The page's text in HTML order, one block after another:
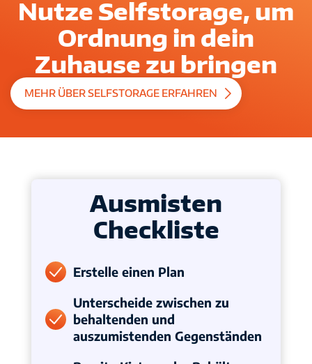
Nutze Selfstorage, um
Ordnung in dein
Zuhause zu bringen
MEHR ÜBER SELFSTORAGE ERFAHREN
Ausmisten
Checkliste
Erstelle einen Plan
Unterscheide zwischen zu
behaltenden und
auszumistenden Gegenständen